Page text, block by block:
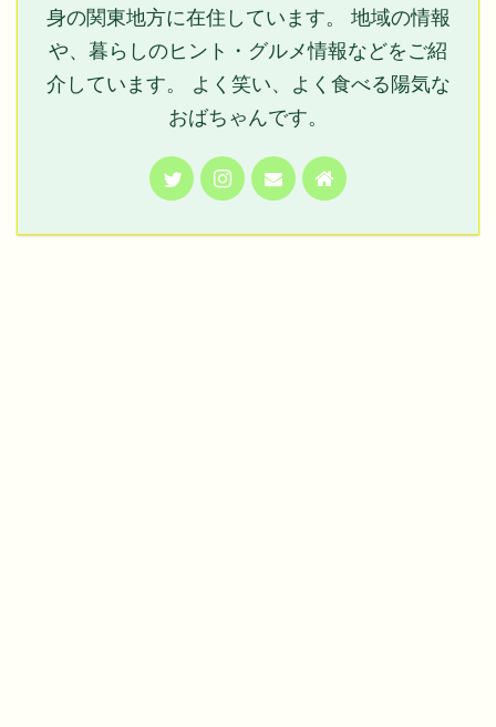
身の関東地方に在住しています。 地域の情報
や、暮らしのヒント・グルメ情報などをご紹
介しています。 よく笑い、よく食べる陽気な
おばちゃんです。